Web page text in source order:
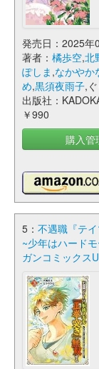
発売日：2025年
著者： 橘歩空,北
ぽしま ,なかやか
め,黒須夜雨子,
出版社：
￥990
購入管
5： 不遇職『テ
~少年はハード
ガンコミックス